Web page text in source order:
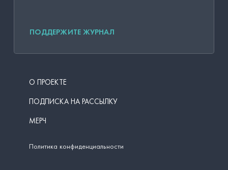
ПОДДЕРЖИТЕ ЖУРНАЛ
О ПРОЕКТЕ
ПОДПИСКА НА РАССЫЛКУ
МЕРЧ
Политика конфиденциальности